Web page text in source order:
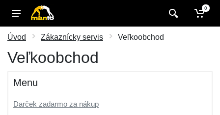
0
Úvod Zákaznícky servis Veľkoobchod
Veľkoobchod
Menu
Darček zadarmo za nákup